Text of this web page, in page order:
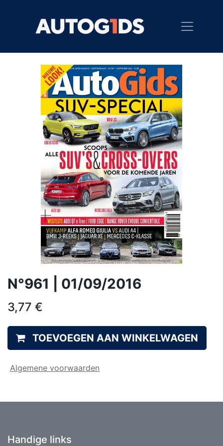
N°961 | 01/09/2016
3,77 €
TOEVOEGEN AAN WINKELWAGEN
Algemene voorwaarden
Handige links